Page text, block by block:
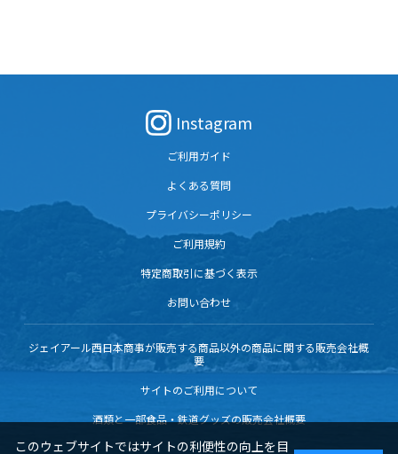
Instagram
ご利用ガイド
よくある質問
プライバシーポリシー
ご利用規約
特定商取引に基づく表示
お問い合わせ
ジェイアール西日本商事が販売する商品以外の商品に関する販売会社概
要
サイトのご利用について
酒類と一部食品・鉄道グッズの販売会社概要
このウェブサイトではサイトの利便性の向上を目